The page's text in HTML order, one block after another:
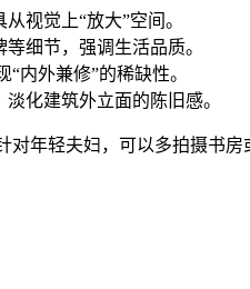
视觉上“放大”空间。
细节，强调生活品质。
内外兼修”的稀缺性。
化建筑外立面的陈旧感。
对年轻夫妇，可以多拍摄书